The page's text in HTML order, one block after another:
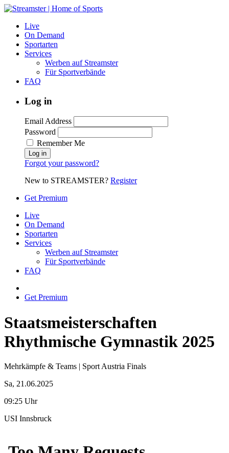
Live
On Demand
Sportarten
Services
Werben auf Streamster
Für Sportverbände
FAQ
Log in
Email Address
Password
Remember Me
Forgot your password?
New to STREAMSTER? Register
Get Premium
Live
On Demand
Sportarten
Services
Werben auf Streamster
Für Sportverbände
FAQ
Get Premium
Staatsmeisterschaften
Rhythmische Gymnastik 2025
Mehrkämpfe & Teams | Sport Austria Finals
Sa, 21.06.2025
09:25 Uhr
USI Innsbruck